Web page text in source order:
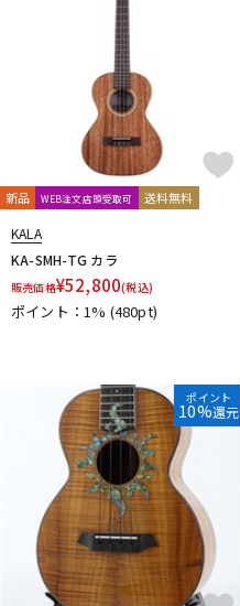
新品 WEB注文店頭受取可 送料無料
KALA
KA-SMH-TG カラ
販売価格¥52,800(税込)
ポイント：1% (480pt)
ポイント
10%還元